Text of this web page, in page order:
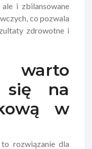
i zbilansowane
co pozwala
zdrowotne i
warto
się na
w
to rozwiązanie dla